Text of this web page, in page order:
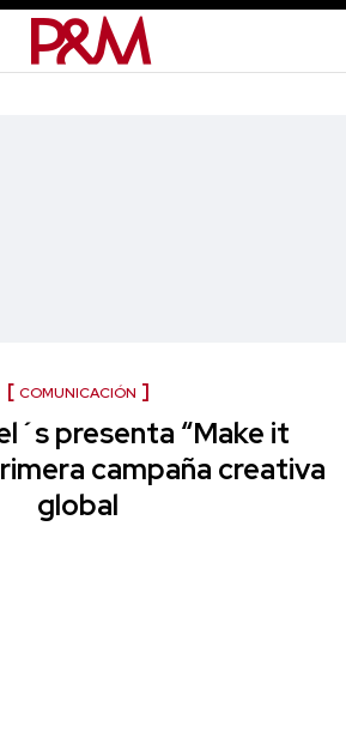
COMUNICACIÓN
presenta “Make it
campaña creativa
global